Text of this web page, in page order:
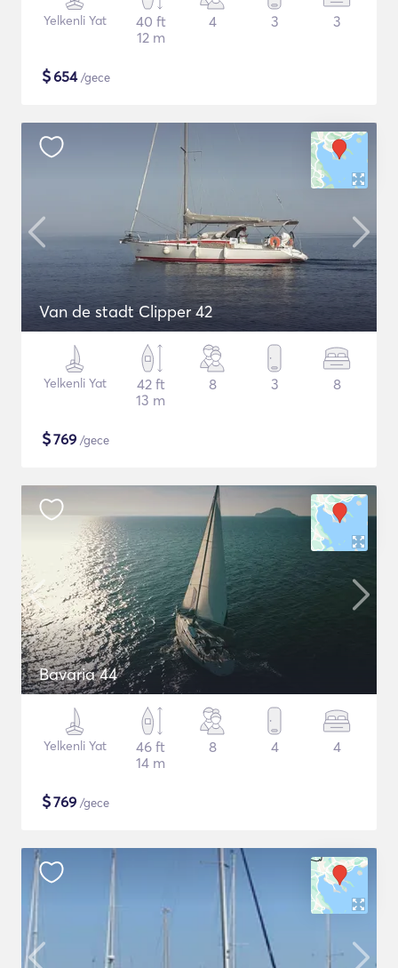
Yelkenli Yat
40 ft
12 m
4 3 3
$654/gece
Van de stadt Clipper 42
Yelkenli Yat
42 ft
13 m
8 3 8
$769 /gece
Bavaria 44
Yelkenli Yat
46 ft
14 m
8 4 4
$769 /gece